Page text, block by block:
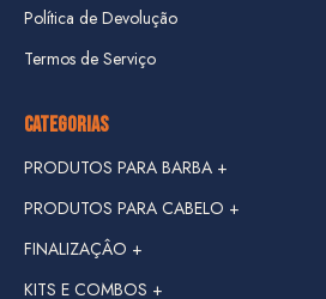
Política de Devolução
Termos de Serviço
CATEGORIAS
PRODUTOS PARA BARBA +
PRODUTOS PARA CABELO +
FINALIZAÇÂO +
KITS E COMBOS +